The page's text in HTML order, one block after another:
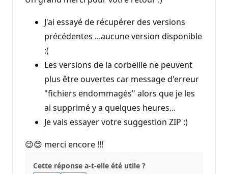
J'ai essayé de récupérer des versions
précédentes ...aucune version disponible
:(
Les versions de la corbeille ne peuvent
plus être ouvertes car message d'erreur
"fichiers endommagés" alors que je les
ai supprimé y a quelques heures...
Je vais essayer votre suggestion ZIP :)
😉😊 merci encore !!!
Cette réponse a-t-elle été utile ?